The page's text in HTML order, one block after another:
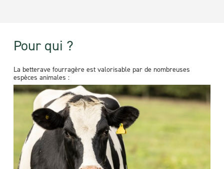
Pour qui ?
La betterave fourragère est valorisable par de nombreuses
espèces animales :